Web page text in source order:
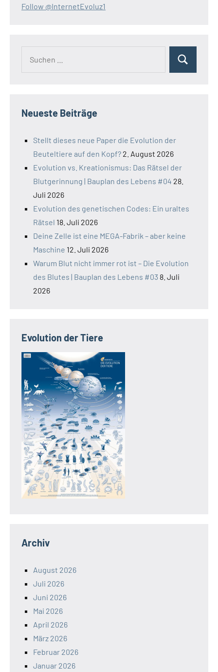
Follow @InternetEvoluz1
Suchen
Neueste Beiträge
Stellt dieses neue Paper die Evolution der
Beuteltiere auf den Kopf? 2. August 2026
Evolution vs. Kreationismus: Das Rätsel der
Blutgerinnung | Bauplan des Lebens #04 28.
Juli 2026
Evolution des genetischen Codes: Ein uraltes
Rätsel 18. Juli 2026
Deine Zelle ist eine MEGA-Fabrik – aber keine
Maschine 12. Juli 2026
Warum Blut nicht immer rot ist – Die Evolution
des Blutes | Bauplan des Lebens #03 8. Juli
2026
Evolution der Tiere
Archiv
August 2026
Juli 2026
Juni 2026
Mai 2026
April 2026
März 2026
Februar 2026
Januar 2026